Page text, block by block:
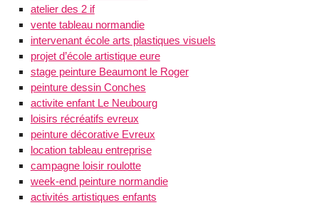
atelier des 2 if
vente tableau normandie
intervenant école arts plastiques visuels
projet d’école artistique eure
stage peinture Beaumont le Roger
peinture dessin Conches
activite enfant Le Neubourg
loisirs récréatifs evreux
peinture décorative Evreux
location tableau entreprise
campagne loisir roulotte
week-end peinture normandie
activités artistiques enfants